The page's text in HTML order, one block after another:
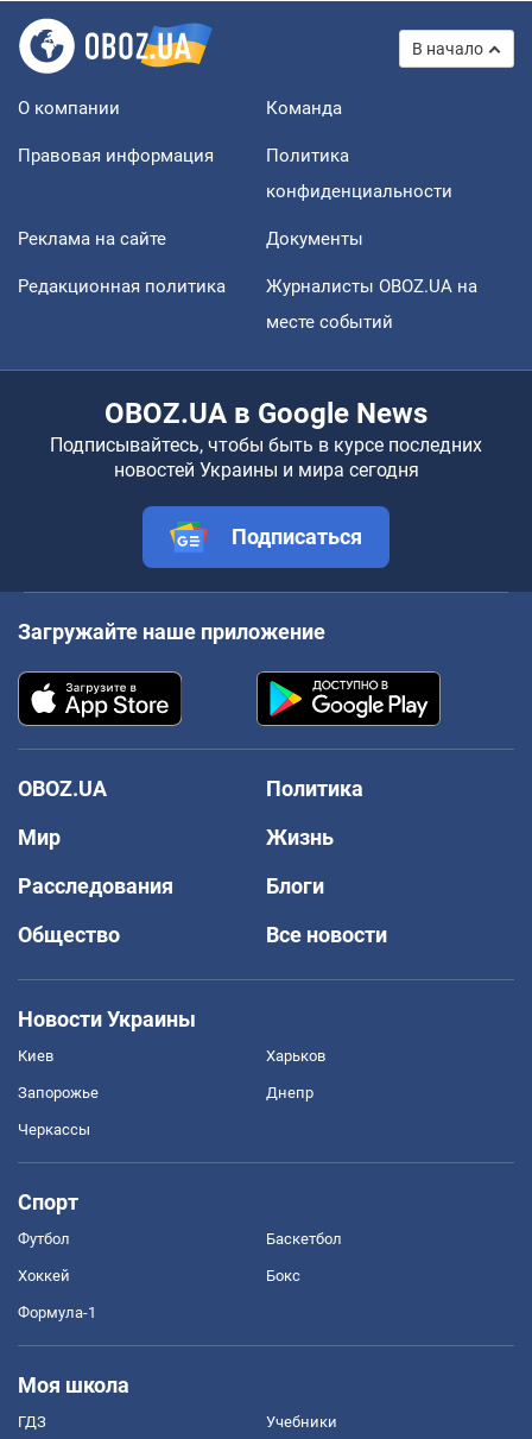
В начало
О компании Команда
Правовая информация
Политика
конфиденциальности
Реклама на сайте Документы
Редакционная политика
Журналисты OBOZ.UA на
месте событий
OBOZ.UA в Google News
Подписывайтесь, чтобы быть в курсе последних
новостей Украины и мира сегодня
Подписаться
Загружайте наше приложение
OBOZ.UA
Политика
Мир
Жизнь
Расследования
Блоги
Общество
Все новости
Новости Украины
Киев Харьков
Запорожье Днепр
Черкассы
Спорт
Футбол Баскетбол
Хоккей Бокс
Формула-1
Моя школа
ГДЗ Учебники